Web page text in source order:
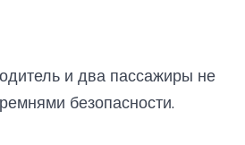
и два пассажиры не
безопасности.